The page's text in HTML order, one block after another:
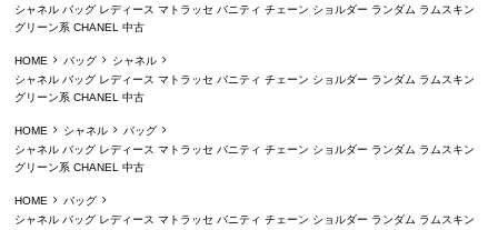
シャネル バッグ レディース マトラッセ バニティ チェーン ショルダー ランダム ラムスキン
グリーン系 CHANEL 中古
HOME バッグ
シャネル
シャネル バッグ レディース マトラッセ バニティ チェーン ショルダー ランダム ラムスキン
グリーン系 CHANEL 中古
HOME シャネル
バッグ
シャネル バッグ レディース マトラッセ バニティ チェーン ショルダー ランダム ラムスキン
グリーン系 CHANEL 中古
HOME
バッグ
シャネル バッグ レディース マトラッセ バニティ チェーン ショルダー ランダム ラムスキン